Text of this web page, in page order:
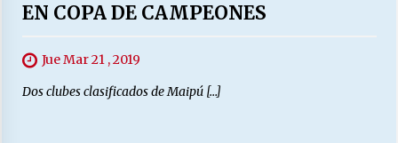
EN COPA DE CAMPEONES
Jue Mar 21 , 2019
Dos clubes clasificados de Maipú […]